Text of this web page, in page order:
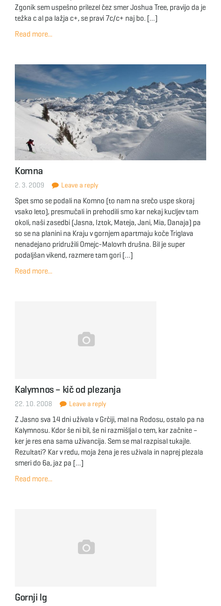
Zgonik sem uspešno prilezel čez smer Joshua Tree, pravijo da je
težka c al pa lažja c+, se pravi 7c/c+ naj bo. […]
Read more...
Komna
2. 3. 2009 Leave a reply
Spet smo se podali na Komno (to nam na srečo uspe skoraj
vsako leto), presmučali in prehodili smo kar nekaj kucljev tam
okoli, naši zasedbi (Jasna, Iztok, Mateja, Jani, Mia, Danaja) pa
so se na planini na Kraju v gornjem apartmaju koče Triglava
nenadejano pridružili Omejc-Malovrh drušna. Bil je super
podaljšan vikend, razmere tam gori […]
Read more...
Kalymnos – kič od plezanja
22. 10. 2008 Leave a reply
Z Jasno sva 14 dni uživala v Grčiji, mal na Rodosu, ostalo pa na
Kalymnosu. Kdor še ni bil, še ni razmišljal o tem, kar začnite –
ker je res ena sama uživancija. Sem se mal razpisal tukajle.
Rezultati? Kar v redu, moja žena je res uživala in naprej plezala
smeri do 6a, jaz pa […]
Read more...
Gornji Ig